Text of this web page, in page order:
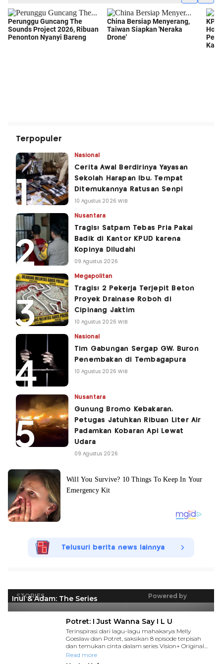
Terpopuler
Nasional
Cerita Awal Berdirinya Yayasan
Sekolah Harapan Ibu, Tempat
Ditemukannya Ratusan Senpi
10 Agustus 2026 WIB
Nusantara
Tragis! Satpam Tebas Pria Pakai
Badik di Kantor KPUD karena
Kopinya Diludahi
09 Agustus 2026
Megapolitan
Tragis! 2 Pekerja Terjepit Beton
Proyek Drainase Roboh di
Cipinang Jaktim
10 Agustus 2026 WIB
Nasional
Tim Gabungan Sergap GW, Buron
Penembakan di Tembagapura
10 Agustus 2026 WIB
Nusantara
Gunung Bromo Kebakaran,
Petugas Jatuhkan Ribuan Liter Air
Padamkan Kobaran Api Lewat
Udara
09 Agustus 2026
Telusuri berita news lainnya